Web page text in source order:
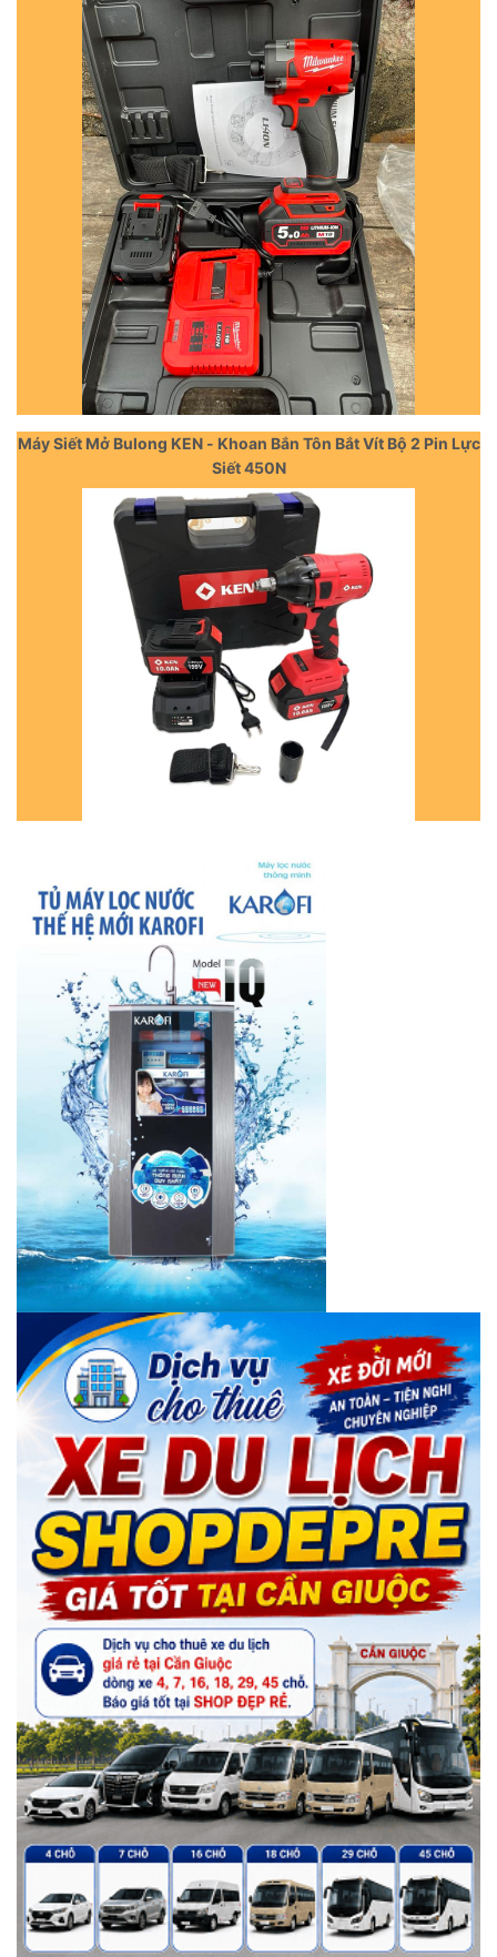
Máy Siết Mở Bulong KEN - Khoan Bắn Tôn Bắt Vít Bộ 2 Pin Lực
Siết 450N